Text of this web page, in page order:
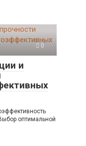
0
и
оптимальной